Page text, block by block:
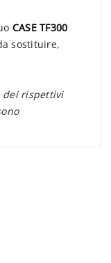
CASE TF300
sostituire,
dei rispettivi